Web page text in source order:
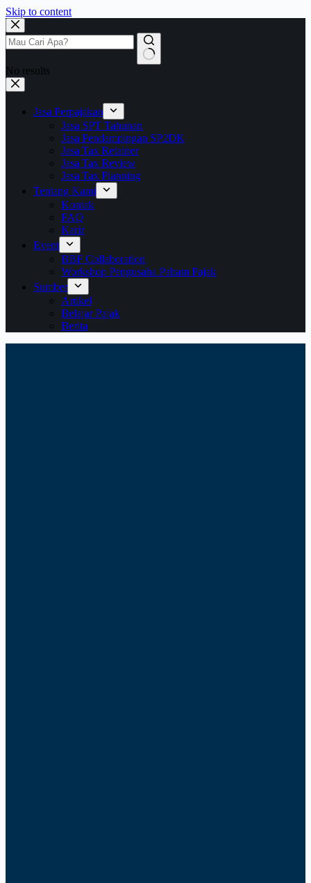
Skip to content
No results
Jasa Perpajakan
Jasa SPT Tahunan
Jasa Pendampingan SP2DK
Jasa Tax Retainer
Jasa Tax Review
Jasa Tax Planning
Tentang Kami
Kontak
FAQ
Karir
Event
BBF Collaboration
Workshop Pengusaha Paham Pajak
Sumber
Artikel
Belajar Pajak
Berita